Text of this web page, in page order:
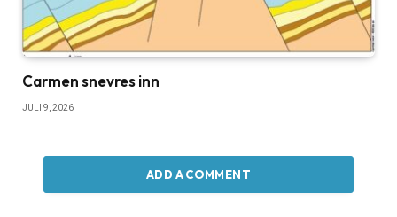
Carmen snevres inn
JULI 9, 2026
ADD A COMMENT